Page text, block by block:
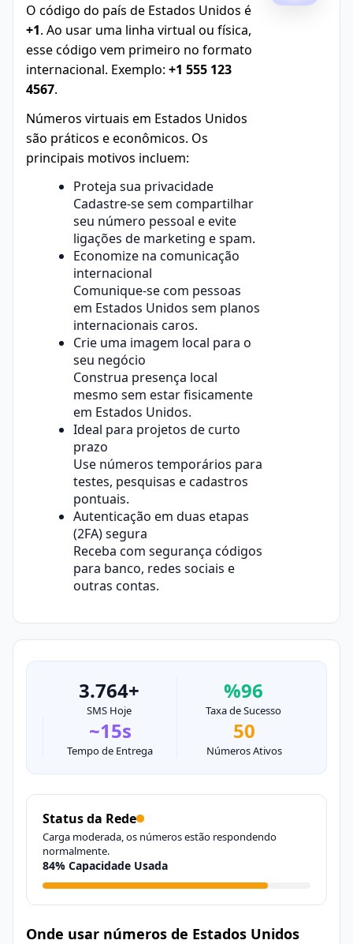
O código do país de Estados Unidos é
+1. Ao usar uma linha virtual ou física,
esse código vem primeiro no formato
internacional. Exemplo: +1 555 123
4567.
Números virtuais em Estados Unidos
são práticos e econômicos. Os
principais motivos incluem:
Proteja sua privacidade
Cadastre-se sem compartilhar
seu número pessoal e evite
ligações de marketing e spam.
Economize na comunicação
internacional
Comunique-se com pessoas
em Estados Unidos sem planos
internacionais caros.
Crie uma imagem local para o
seu negócio
Construa presença local
mesmo sem estar fisicamente
em Estados Unidos.
Ideal para projetos de curto
prazo
Use números temporários para
testes, pesquisas e cadastros
pontuais.
Autenticação em duas etapas
(2FA) segura
Receba com segurança códigos
para banco, redes sociais e
outras contas.
3.764+
SMS Hoje
%96
Taxa de Sucesso
~15s
Tempo de Entrega
50
Números Ativos
Status da Rede
Carga moderada, os números estão respondendo
normalmente.
84% Capacidade Usada
Onde usar números de Estados Unidos